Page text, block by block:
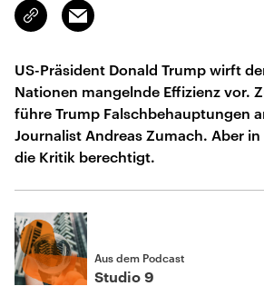
Link
kopieren/teilen
Email
US-Präsident Donald Trump wirft
Nationen mangelnde Effizienz vor.
führe Trump Falschbehauptungen
Journalist Andreas Zumach. Aber
die Kritik berechtigt.
Aus dem Podcast
Studio 9